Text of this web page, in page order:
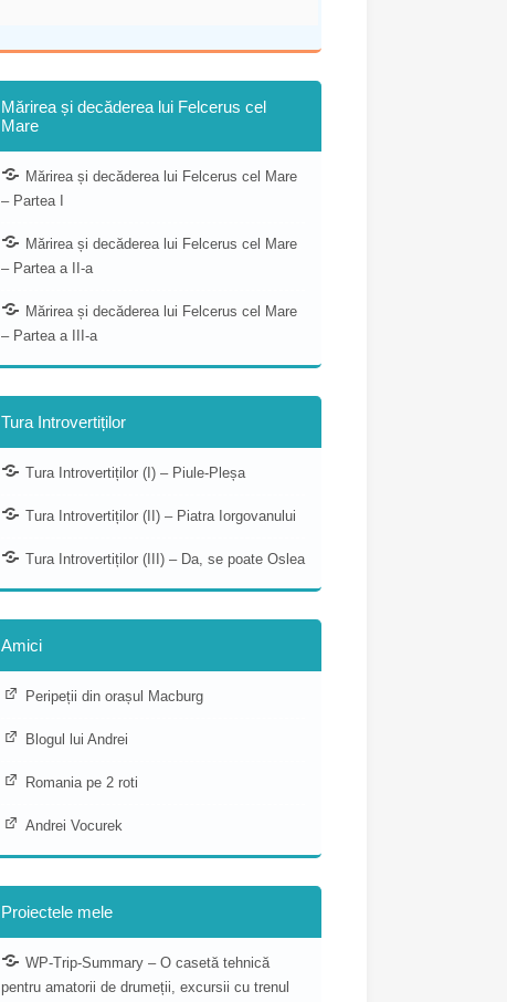
Mărirea și decăderea lui Felcerus cel
Mare
Mărirea și decăderea lui Felcerus cel Mare
– Partea I
Mărirea și decăderea lui Felcerus cel Mare
– Partea a II-a
Mărirea și decăderea lui Felcerus cel Mare
– Partea a III-a
Tura Introvertiților
Tura Introvertiților (I) – Piule-Pleșa
Tura Introvertiților (II) – Piatra Iorgovanului
Tura Introvertiților (III) – Da, se poate Oslea
Amici
Peripeții din orașul Macburg
Blogul lui Andrei
Romania pe 2 roti
Andrei Vocurek
Proiectele mele
WP-Trip-Summary – O casetă tehnică
pentru amatorii de drumeții, excursii cu trenul